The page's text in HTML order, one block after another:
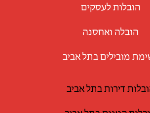
הובלות לעסקים
הובלה ואחסנה
מובילים בתל אביב
דירות בתל אביב